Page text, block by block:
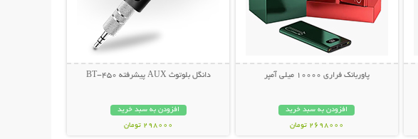
پاوربانک فراری 10000 میلی آمپر
افزودن به سبد خرید
2698000 تومان
دانگل بلوتوث AUX پیشرفته BT-450
افزودن به سبد خرید
298000 تومان